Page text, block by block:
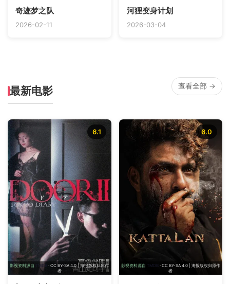
奇迹梦之队
2026-02-11
河狸变身计划
2026-03-04
最新电影 查看全部 →
影视资料源自 TMDB
· CC BY-SA 4.0 | 海报版权归原作
者
6.1
影视资料源自 TMDB· CC BY-SA 4.0 | 海报版权归原作
者
6.0